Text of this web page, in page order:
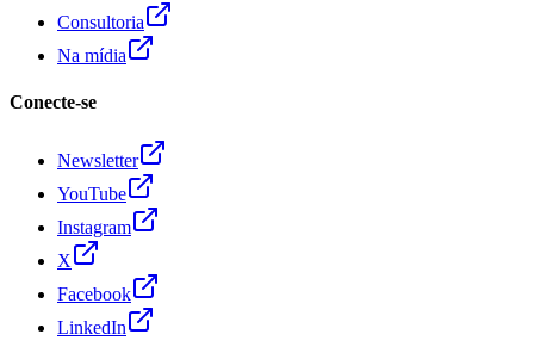
Consultoria
Na mídia
Conecte-se
Newsletter
YouTube
Instagram
X
Facebook
LinkedIn